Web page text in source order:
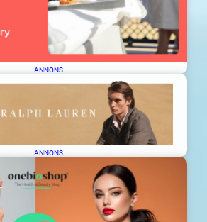
ANNONS
ANNONS